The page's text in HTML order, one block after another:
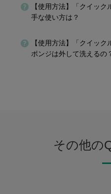
【使用方法】「クイッ
手な使い方は？
【使用方法】「クイッ
ポンジは外して洗えるの
その他の